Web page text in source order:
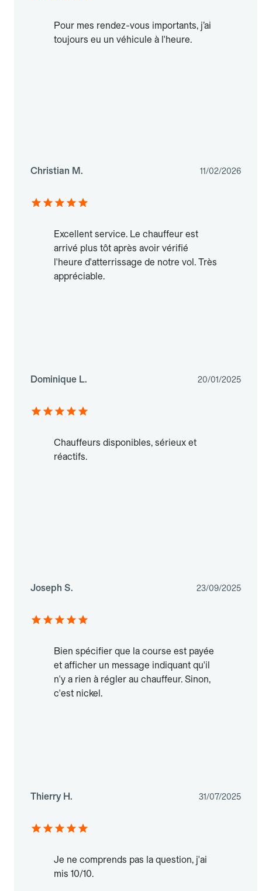
Pour mes rendez-vous importants, j’ai
toujours eu un véhicule à l'heure.
Christian M. 11/02/2026
Excellent service. Le chauffeur est
arrivé plus tôt après avoir vérifié
l'heure d'atterrissage de notre vol. Très
appréciable.
Dominique L. 20/01/2025
Chauffeurs disponibles, sérieux et
réactifs.
Joseph S. 23/09/2025
Bien spécifier que la course est payée
et afficher un message indiquant qu'il
n'y a rien à régler au chauffeur. Sinon,
c'est nickel.
Thierry H. 31/07/2025
Je ne comprends pas la question, j'ai
mis 10/10.